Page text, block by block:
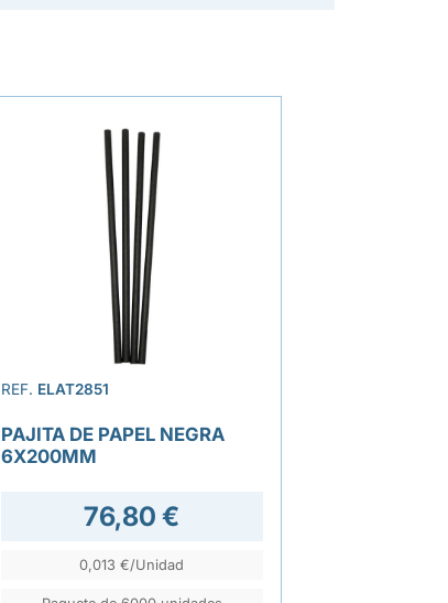
REF. ELAT2851
PAJITA DE PAPEL NEGRA
6X200MM
76,80 €
0,013 €/Unidad